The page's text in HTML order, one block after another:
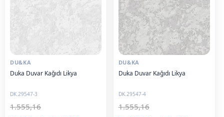
DU&KA
Duka Duvar Kağıdı Likya
DK.29547-3
1.555,16
DU&KA
Duka Duvar Kağıdı Likya
DK.29547-4
1.555,16